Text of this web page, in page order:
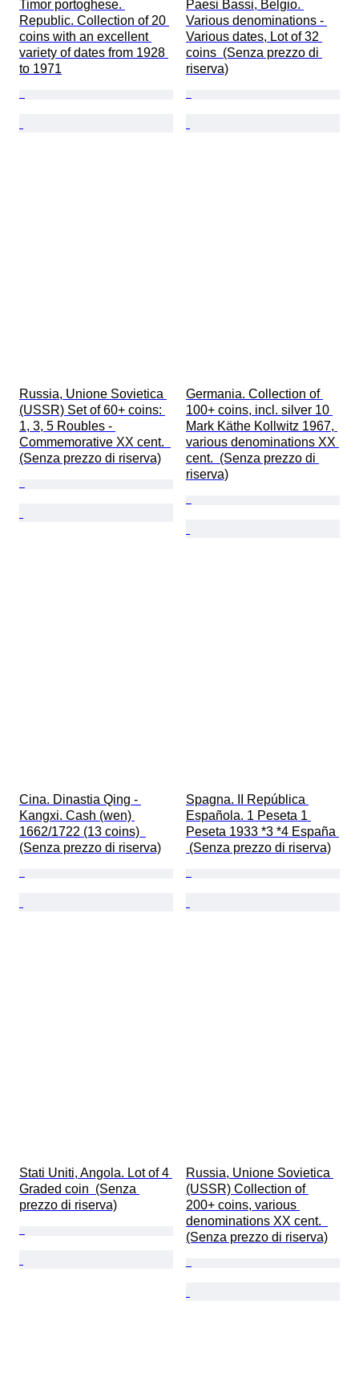
Timor portoghese.
Republic. Collection of 20
coins with an excellent
variety of dates from 1928
to 1971
Paesi Bassi, Belgio.
Various denominations -
Various dates, Lot of 32
coins  (Senza prezzo di
riserva)
Russia, Unione Sovietica
(USSR) Set of 60+ coins:
1, 3, 5 Roubles -
Commemorative XX cent.
(Senza prezzo di riserva)
Germania. Collection of
100+ coins, incl. silver 10
Mark Käthe Kollwitz 1967,
various denominations XX
cent.  (Senza prezzo di
riserva)
Cina. Dinastia Qing -
Kangxi. Cash (wen)
1662/1722 (13 coins)
(Senza prezzo di riserva)
Spagna. II República
Española. 1 Peseta 1
Peseta 1933 *3 *4 España
(Senza prezzo di riserva)
Stati Uniti, Angola. Lot of 4
Graded coin  (Senza
prezzo di riserva)
Russia, Unione Sovietica
(USSR) Collection of
200+ coins, various
denominations XX cent.
(Senza prezzo di riserva)